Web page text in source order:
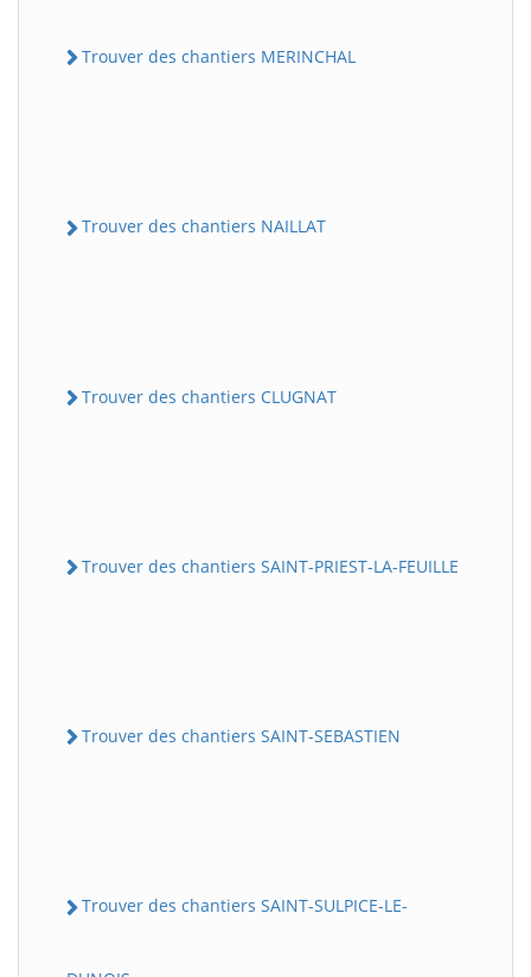
Trouver des chantiers MERINCHAL
Trouver des chantiers NAILLAT
Trouver des chantiers CLUGNAT
Trouver des chantiers SAINT-PRIEST-LA-FEUILLE
Trouver des chantiers SAINT-SEBASTIEN
Trouver des chantiers SAINT-SULPICE-LE-